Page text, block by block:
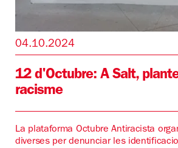
04.10.2024
12 d'Octubre: A Salt,
racisme
La plataforma Octubre Antiracista
diverses per denunciar les